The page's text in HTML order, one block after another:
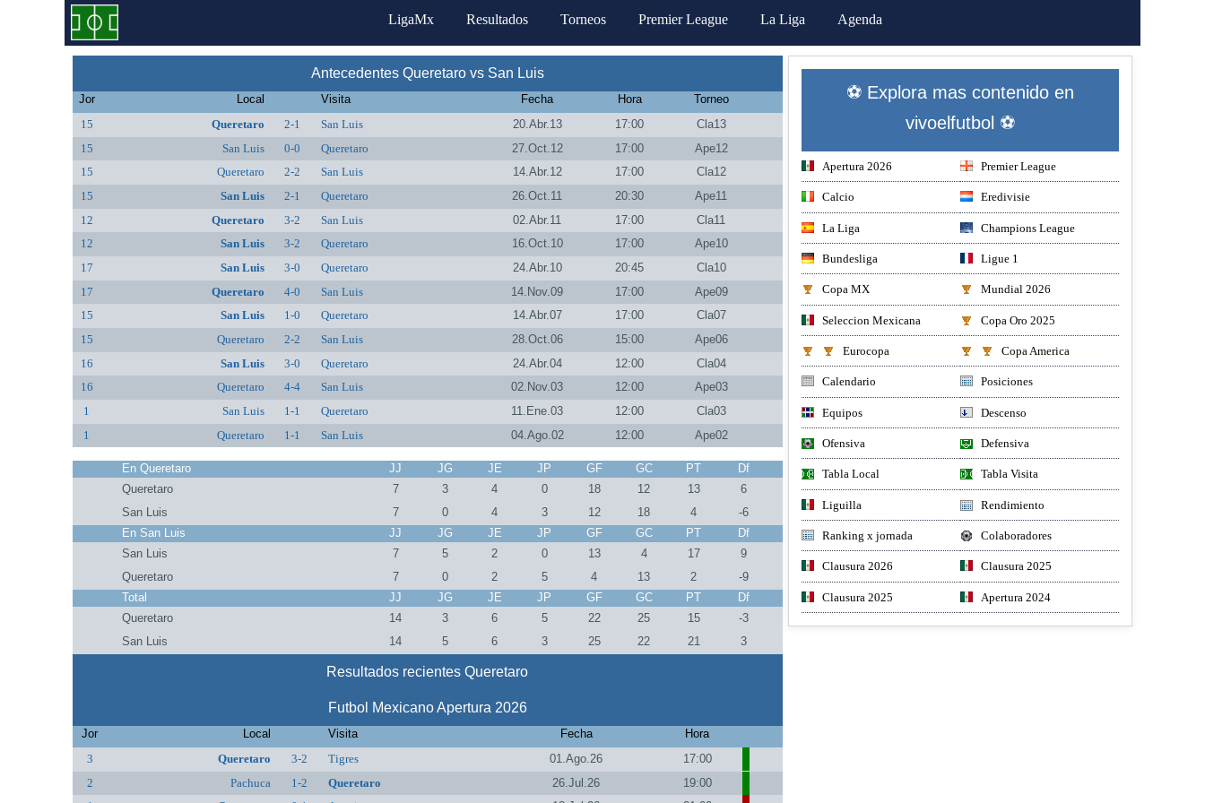
LigaMx Resultados Torneos Premier League La Liga Agenda
Antecedentes Queretaro vs San Luis
Jor Local Visita Fecha Hora
Torneo
15
Queretaro 2-1 San Luis 20.Abr.13 17:00
Cla13
15
San Luis 0-0 Queretaro 27.Oct.12 17:00
Ape12
15
Queretaro 2-2 San Luis 14.Abr.12 17:00
Cla12
15
San Luis 2-1 Queretaro 26.Oct.11 20:30
Ape11
12
Queretaro 3-2 San Luis 02.Abr.11 17:00
Cla11
12
San Luis 3-2 Queretaro 16.Oct.10 17:00
Ape10
17
San Luis 3-0 Queretaro 24.Abr.10 20:45
Cla10
17
Queretaro 4-0 San Luis 14.Nov.09 17:00
Ape09
15
San Luis 1-0 Queretaro 14.Abr.07 17:00
Cla07
15
Queretaro 2-2 San Luis 28.Oct.06 15:00
Ape06
16
San Luis 3-0 Queretaro 24.Abr.04 12:00
Cla04
16
Queretaro 4-4 San Luis 02.Nov.03 12:00
Ape03
1
San Luis 1-1 Queretaro 11.Ene.03 12:00
Cla03
1
Queretaro 1-1 San Luis 04.Ago.02 12:00 Ape02
En Queretaro JJ JG JE JP GF GC PT
Df
Queretaro
7 3 4 0 18 12 13
6
San Luis
7 0 4 3 12 18 4
-6
En San Luis
JJ JG JE JP GF GC PT
Df
San Luis
7 5 2 0 13 4 17
9
Queretaro
7 0 2 5 4 13 2
-9
Total
JJ JG JE JP GF GC PT
Df
Queretaro
14 3 6 5 22 25 15
-3
San Luis
14 5 6 3 25 22 21 3
Resultados recientes Queretaro
Futbol Mexicano Apertura 2026
Jor Local Visita Fecha
Hora
3
Queretaro 3-2 Tigres 01.Ago.26
17:00
2
Pachuca 1-2 Queretaro 26.Jul.26
19:00
⚽ Explora mas contenido en
vivoelfutbol ⚽
Apertura 2026 Premier League
Calcio Eredivisie
La Liga Champions League
Bundesliga Ligue 1
Copa MX Mundial 2026
Seleccion Mexicana Copa Oro 2025
Eurocopa Copa America
Calendario Posiciones
Equipos Descenso
Ofensiva Defensiva
Tabla Local Tabla Visita
Liguilla Rendimiento
Ranking x jornada Colaboradores
Clausura 2026 Clausura 2025
Clausura 2025 Apertura 2024